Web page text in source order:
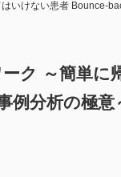
いけない患者 Bounce-
ク ～簡単に
分析の極意